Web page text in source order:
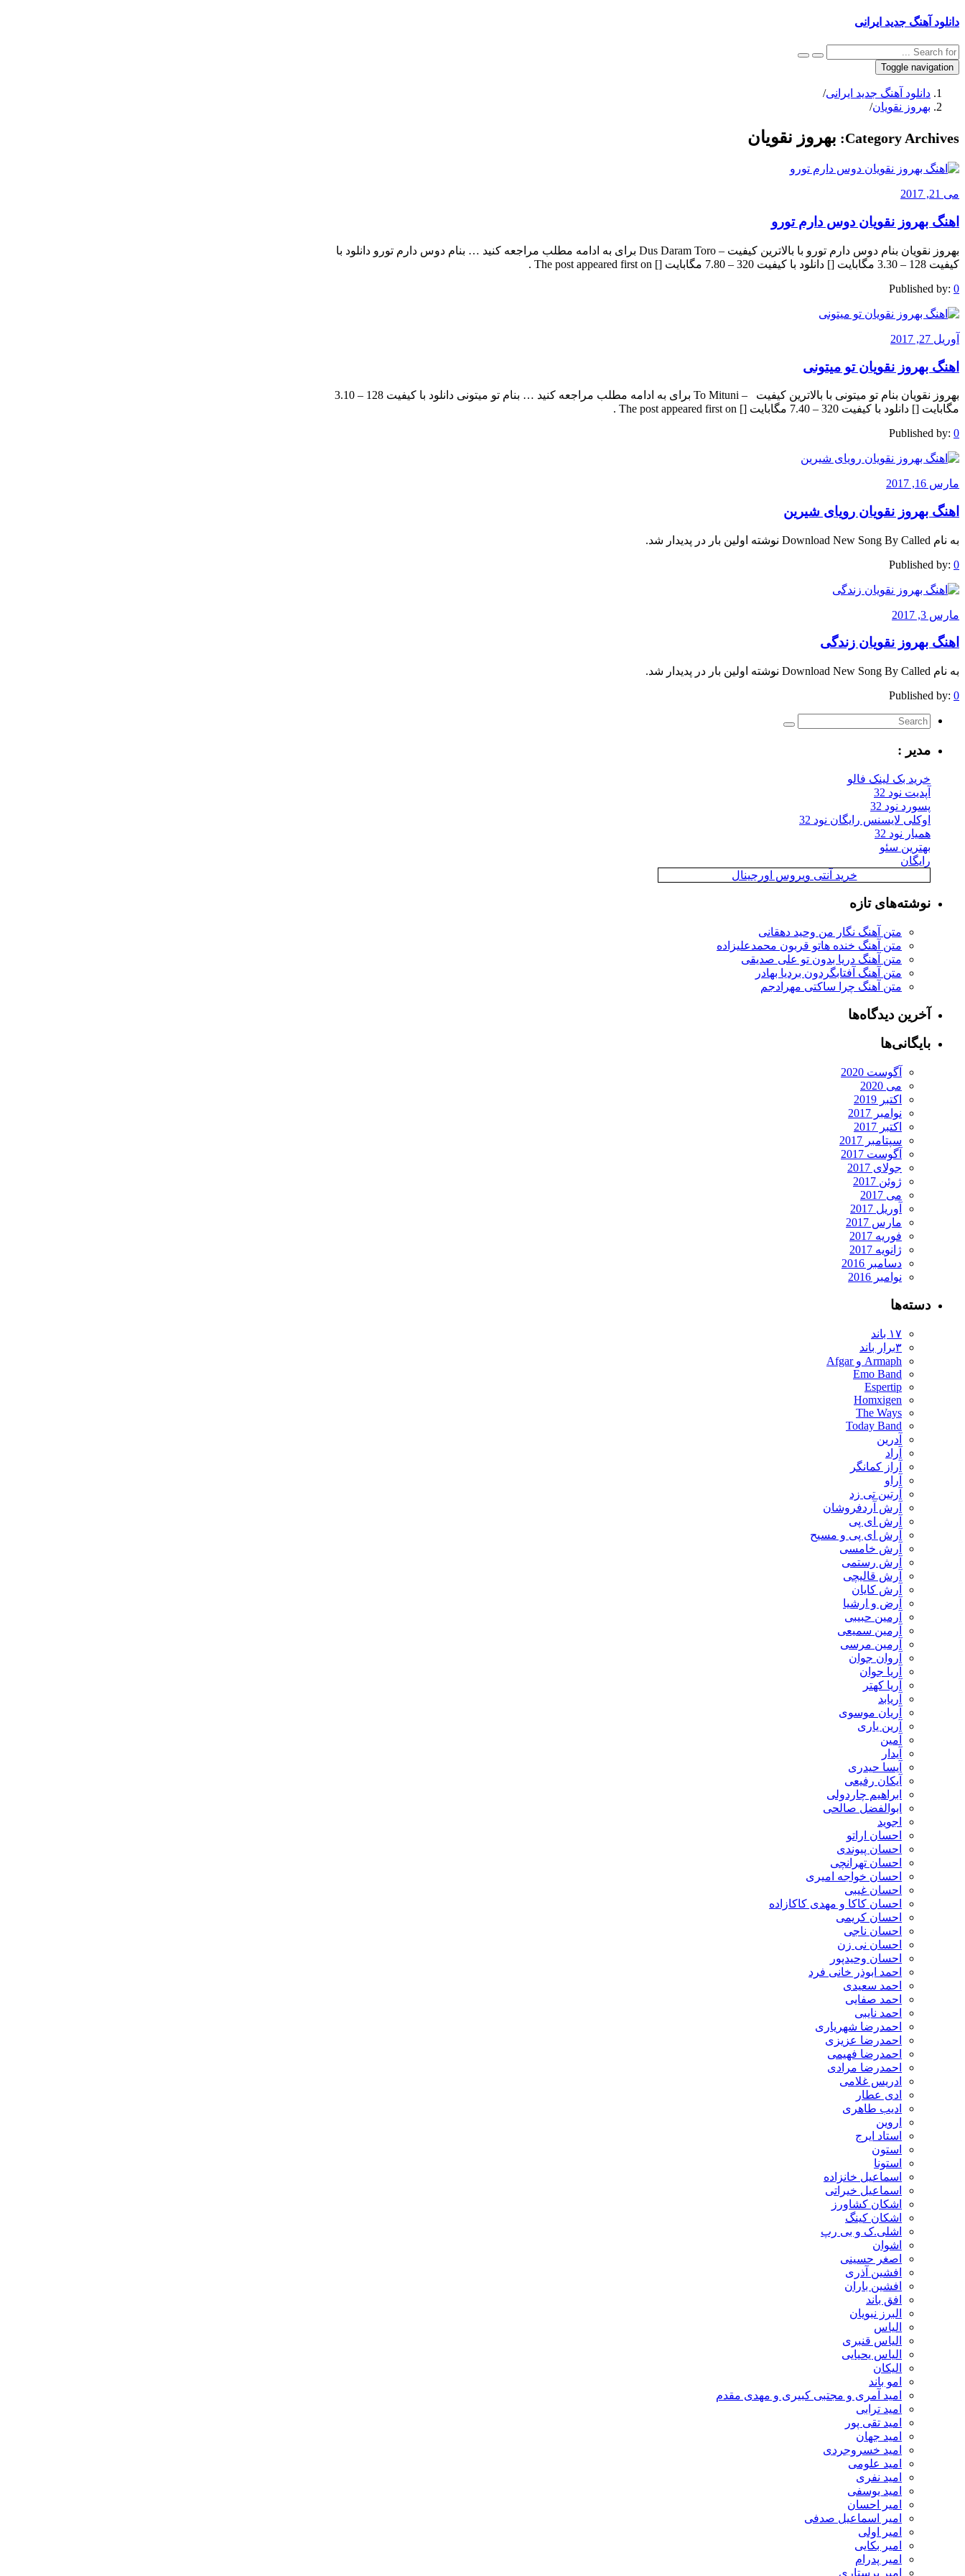
دانلود آهنگ جدید ایرانی
Toggle navigation
دانلود آهنگ جدید ایرانی/
بهروز نقویان/
Category Archives: بهروز نقویان
می 21, 2017
اهنگ بهروز نقویان دوس دارم تورو
بهروز نقویان بنام دوس دارم تورو با بالاترین کیفیت – Dus Daram Toro برای به ادامه مطلب مراجعه کنید … بنام دوس دارم تورو دانلود با
کیفیت 128 – 3.30 مگابایت [] دانلود با کیفیت 320 – 7.80 مگابایت [] The post appeared first on .
Published by: 0
آوریل 27, 2017
اهنگ بهروز نقویان تو میتونی
بهروز نقویان بنام تو میتونی با بالاترین کیفیت – To Mituni برای به ادامه مطلب مراجعه کنید … بنام تو میتونی دانلود با کیفیت 128 – 3.10
مگابایت [] دانلود با کیفیت 320 – 7.40 مگابایت [] The post appeared first on .
Published by: 0
مارس 16, 2017
اهنگ بهروز نقویان رویای شیرین
به نام Download New Song By Called نوشته اولین بار در پدیدار شد.
Published by: 0
مارس 3, 2017
اهنگ بهروز نقویان زندگی
به نام Download New Song By Called نوشته اولین بار در پدیدار شد.
Published by: 0
مدیر :
خرید بک لینک فالو
آپدیت نود 32
پسورد نود 32
اوکلی لایسنس رایگان نود 32
همیار نود 32
بهترین سئو
رایگان
خرید آنتی ویروس اورجینال
نوشته‌های تازه
متن آهنگ نگار من وحید دهقانی
متن آهنگ خنده هاتو قربون محمدعلیزاده
متن آهنگ دریا بدون تو علی صدیقی
متن آهنگ آفتابگردون بردیا بهادر
متن آهنگ چرا ساکتی مهرادجم
آخرین دیدگاه‌ها
بایگانی‌ها
آگوست 2020
می 2020
اکتبر 2019
نوامبر 2017
اکتبر 2017
سپتامبر 2017
آگوست 2017
جولای 2017
ژوئن 2017
می 2017
آوریل 2017
مارس 2017
فوریه 2017
ژانویه 2017
دسامبر 2016
نوامبر 2016
دسته‌ها
۱۷ باند
۳برار باند
Armaph و Afgar
Emo Band
Espertip
Homxigen
The Ways
Today Band
آدرین
آراد
آراز کمانگر
آراو
آرتین تی زد
آرش آردفروشان
آرش ای پی
آرش ای پی و مسیح
آرش خامسی
آرش رستمی
آرش قالیچی
آرش کایان
​آرض و ارشیا
آرمین حبیبی
آرمین سمیعی
آرمین مرسی
آروان جوان
آریا جوان
آریا کهتر
آریابد
آریان موسوی
آرین یاری
آمین
آیدار
آیسا حیدری
آیکان رفیعی
ابراهیم چاردولی
ابوالفضل صالحی
اجوید
احسان اراتو
احسان پیوندی
احسان تهرانچی
احسان خواجه امیری
احسان غیبی
احسان کاکا و مهدی کاکازاده
احسان کریمی
احسان ناجی
احسان نی زن
احسان وحیدپور
احمد ابوذر خانی فرد
احمد سعیدی
احمد صفایی
احمد نایبی
احمدرضا شهریاری
احمدرضا عزیزی
احمدرضا فهیمی
احمدرضا مرادی
ادریس غلامی
ادی عطار
ادیب طاهری
اروین
استاد ایرج
استون
استونا
اسماعیل خانزاده
اسماعیل خیراتی
اشکان کشاورز
اشکان کینگ
اشلی.ک و بی رپ
اشوان
اصغر حسینی
افشین آذری
افشین باران
افق باند
البرز نبویان
الیاس
الیاس قنبرى
الیاس یحیایی
الیکان
امو باند
امید آمری و مجتبی کبیری و مهدى مقدم
امید ترابی
امید تقی پور
امید جهان
امید خسروجردی
امید علومی
امید نفری
امید یوسفی
امیر احسان
امیر اسماعیل صدفی
امیر اولی
امیر بکایی
امیر پدرام
امیر پرستاری